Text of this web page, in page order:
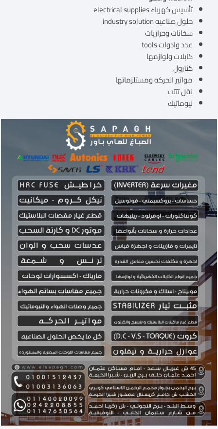
تأسيس كهرباء electrical supplies
حلول صناعيه industry solution
سخانات وحراريات
عدد وادوات tools
كابلات ولوازمها
كنترول
مواتير الحركه ومستلزماتها
نقل تتتت
نيوماتيك